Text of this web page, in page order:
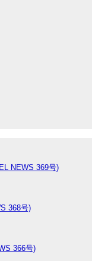
NEWS 369号)
368号)
366号)